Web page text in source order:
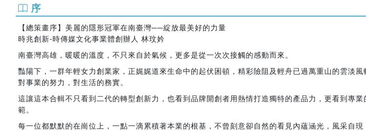
序
【總策畫序】美麗的隱形冠軍在南臺灣──綻放最美好的力量
時兆創新-時傳媒文化事業體創辦人 林玟妗
南臺灣高雄，暖暖的溫度，不只來自於氣候，更多是從一次次接觸的感動而來。
豔陽下，一群年輕女力創業家，正娓娓道來生命中的起伏困頓，精彩險阻及輕舟已過萬重山的雲淡
對事業的努力，對生活的務實。
這讓這本合輯不只看到二代的轉型創新力，也看到品牌開創者用熱情打造獨特的產品力，更看到專
範。
每一位都默默的在崗位上，一點一滴累積著本業的根基，不曾刻意卻自然的看見內蘊涵光，風采自